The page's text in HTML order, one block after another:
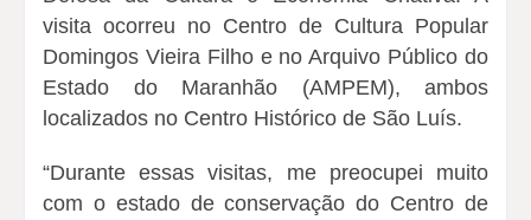
visita ocorreu no Centro de Cultura Popular
Domingos Vieira Filho e no Arquivo Público do
Estado do Maranhão (AMPEM), ambos
localizados no Centro Histórico de São Luís.
“Durante essas visitas, me preocupei muito
com o estado de conservação do Centro de